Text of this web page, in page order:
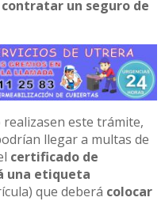
un seguro de
realizasen este trámite,
llegar a multas de
certificado de
una etiqueta
que deberá colocar